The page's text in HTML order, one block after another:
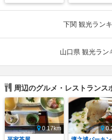
下関 観光ラン
山口県 観光ラン
周辺のグルメ・レストランス
0.17km